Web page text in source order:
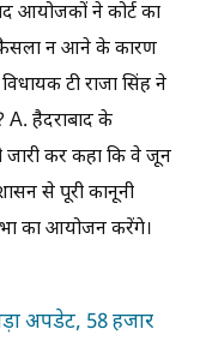
आयोजकों ने कोर्ट का
फैसला न आने के कारण
टी राजा सिंह ने
A. हैदराबाद के
जारी कर कहा कि वे जून
से पूरी कानूनी
का आयोजन करेंगे।
अपडेट, 58 हजार